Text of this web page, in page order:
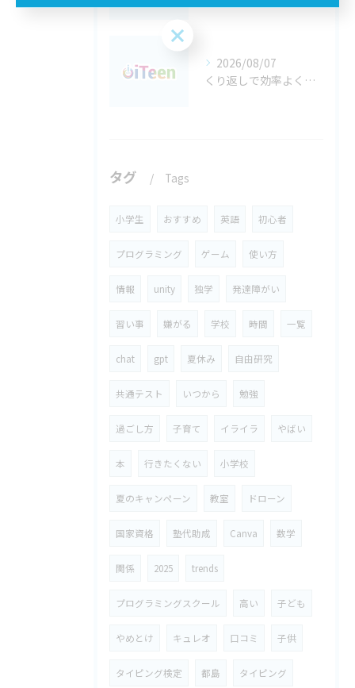
2026/08/07
くり返しで効率よく考える 都島区の子どものプログラミング学習
タグ Tags
小学生 おすすめ 英語 初心者
プログラミング ゲーム 使い方
情報 unity 独学 発達障がい
習い事 嫌がる 学校 時間 一覧
chat gpt 夏休み 自由研究
共通テスト いつから 勉強
過ごし方 子育て イライラ やばい
本 行きたくない 小学校
夏のキャンペーン 教室 ドローン
国家資格 塾代助成 Canva 数学
関係 2025 trends
プログラミングスクール 高い 子ども
やめとけ キュレオ 口コミ 子供
タイピング検定 都島 タイピング
お申し込みはこちら